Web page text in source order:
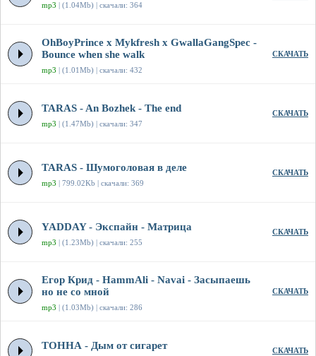
mp3 | (1.04Mb) | скачали: 364
OhBoyPrince x Mykfresh x GwallaGangSpec -
Bounce when she walk
mp3 | (1.01Mb) | скачали: 432
СКАЧАТЬ
TARAS - An Bozhek - The end
mp3 | (1.47Mb) | скачали: 347
СКАЧАТЬ
TARAS - Шумоголовая в деле
mp3 | 799.02Kb | скачали: 369
СКАЧАТЬ
YADDAY - Экспайн - Матрица
mp3 | (1.23Mb) | скачали: 255
СКАЧАТЬ
Егор Крид - HammAli - Navai - Засыпаешь
но не со мной
mp3 | (1.03Mb) | скачали: 286
СКАЧАТЬ
ТОННА - Дым от сигарет СКАЧАТЬ